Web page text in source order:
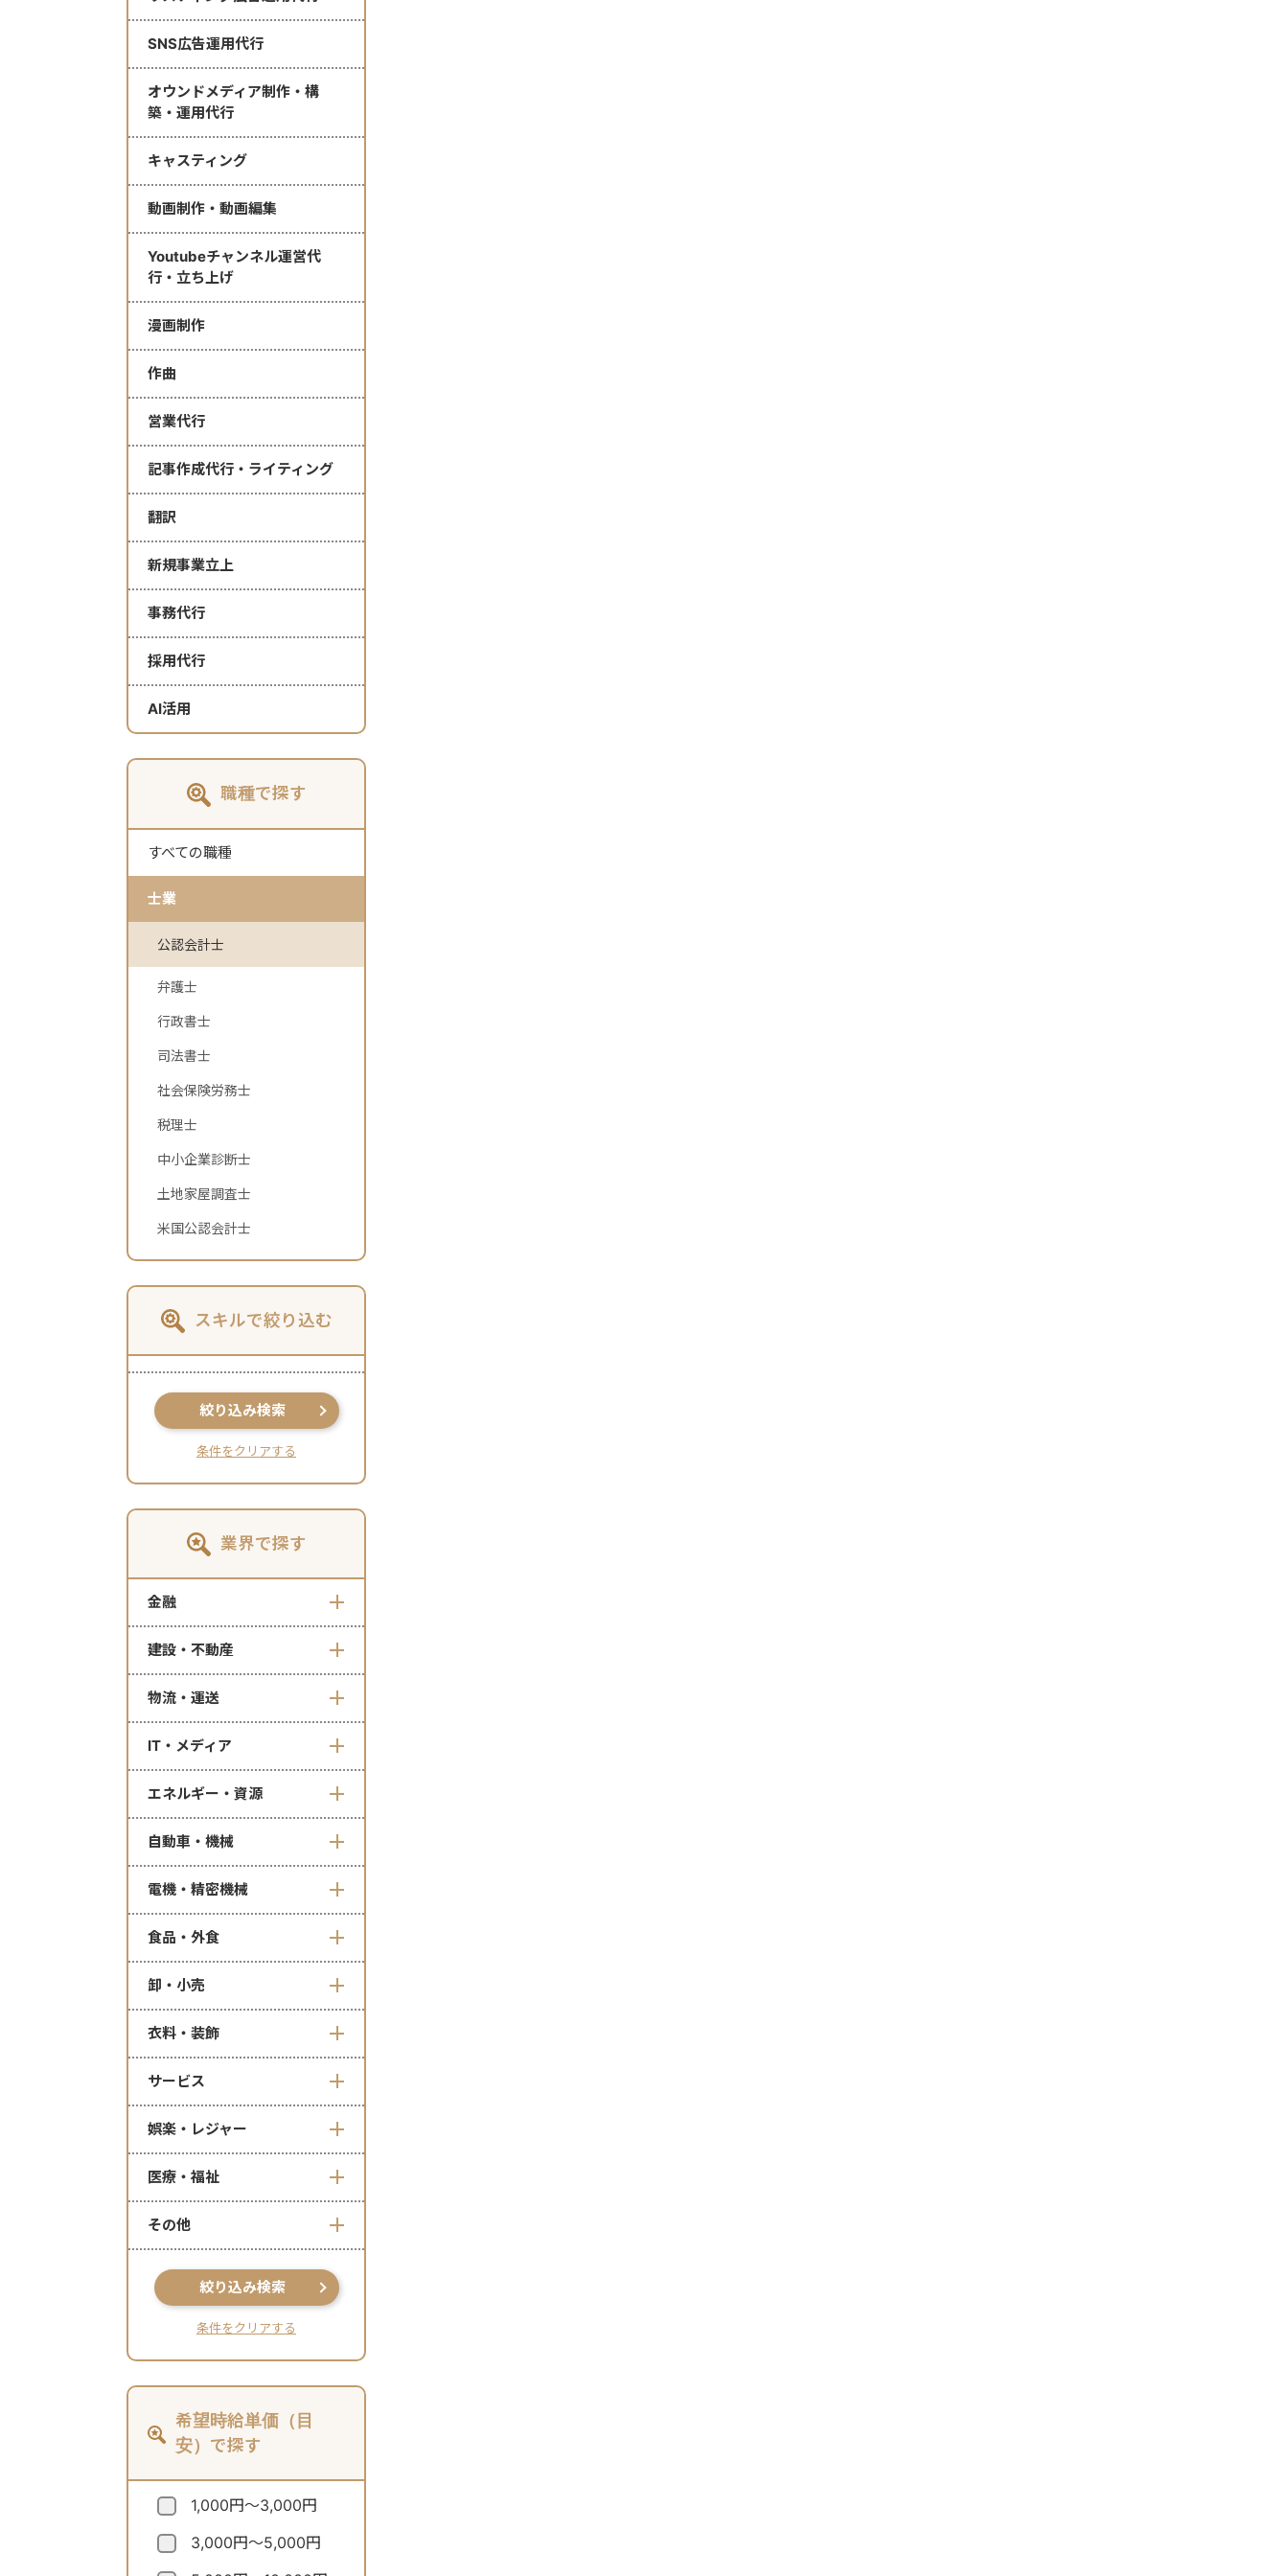
SNS広告運用代行
オウンドメディア制作・構
築・運用代行
キャスティング
動画制作・動画編集
Youtubeチャンネル運営代
行・立ち上げ
漫画制作
作曲
営業代行
記事作成代行・ライティング
翻訳
新規事業立上
事務代行
採用代行
AI活用
職種で探す
すべての職種
士業
公認会計士
弁護士
行政書士
司法書士
社会保険労務士
税理士
中小企業診断士
土地家屋調査士
米国公認会計士
スキルで絞り込む
絞り込み検索
条件をクリアする
業界で探す
金融
建設・不動産
物流・運送
IT・メディア
エネルギー・資源
自動車・機械
電機・精密機械
食品・外食
卸・小売
衣料・装飾
サービス
娯楽・レジャー
医療・福祉
その他
絞り込み検索
条件をクリアする
希望時給単価（目
安）で探す
1,000円～3,000円
3,000円～5,000円